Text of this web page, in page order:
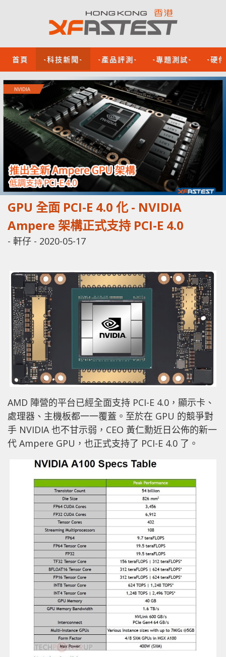
首頁 -科技新聞- -產品評測- -專題測試- -硬
GPU 全面 PCI-E 4.0 化 - NVIDIA
Ampere 架構正式支持 PCI-E 4.0
- 軒仔 - 2020-05-17
AMD 陣營的平台已經全面支持 PCI-E 4.0，顯示卡、
處理器、主機板都一一覆蓋。至於在 GPU 的競爭對
手 NVIDIA 也不甘示弱，CEO 黃仁勳近日公佈的新一
代 Ampere GPU，也正式支持了 PCI-E 4.0 了。